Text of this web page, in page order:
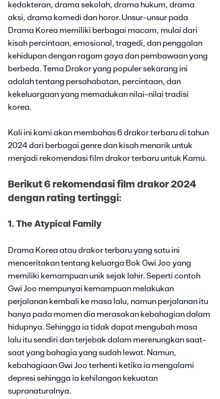
kedokteran, drama sekolah, drama hukum, drama
aksi, drama komedi dan horor. Unsur-unsur pada
Drama Korea memiliki berbagai macam, mulai dari
kisah percintaan, emosional, tragedi, dan penggalan
kehidupan dengan ragam gaya dan pembawaan yang
berbeda. Tema Drakor yang populer sekarang ini
adalah tentang persahabatan, percintaan, dan
kekeluargaan yang memadukan nilai-nilai tradisi
korea.
Kali ini kami akan membahas 6 drakor terbaru di tahun
2024 dari berbagai genre dan kisah menarik untuk
menjadi rekomendasi film drakor terbaru untuk Kamu.
Berikut 6 rekomendasi film drakor 2024
dengan rating tertinggi:
1. The Atypical Family
Drama Korea atau drakor terbaru yang satu ini
menceritakan tentang keluarga Bok Gwi Joo yang
memiliki kemampuan unik sejak lahir. Seperti contoh
Gwi Joo mempunyai kemampuan melakukan
perjalanan kembali ke masa lalu, namun perjalanan itu
hanya pada momen dia merasakan kebahagian dalam
hidupnya. Sehingga ia tidak dapat mengubah masa
lalu itu sendiri dan terjebak dalam merenungkan saat-
saat yang bahagia yang sudah lewat. Namun,
kebahagiaan Gwi Joo terhenti ketika ia mengalami
depresi sehingga ia kehilangan kekuatan
supranaturalnya.